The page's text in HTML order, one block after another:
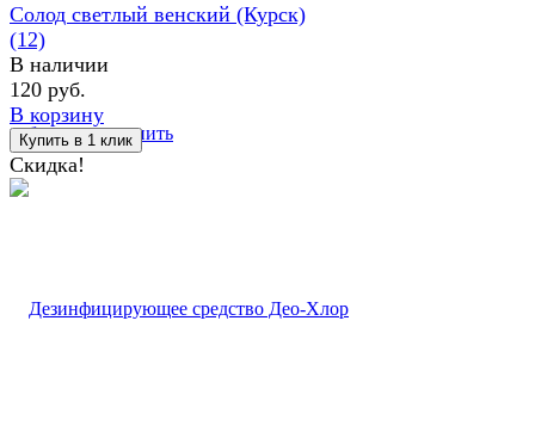
избранное сравнить
Солод светлый венский (Курск)
(12)
В наличии
120 руб.
В корзину
Скидка!